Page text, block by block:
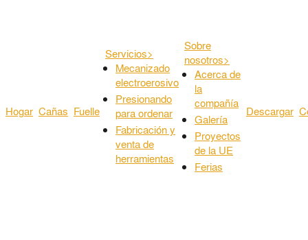
Hogar Cañas Fuelle
Servicios>
Mecanizado
electroerosivo
Presionando
para ordenar
Fabricación y
venta de
herramientas
Sobre
nosotros>
Acerca de
la
compañía
Galería
Proyectos
de la UE
Ferias
Descargar